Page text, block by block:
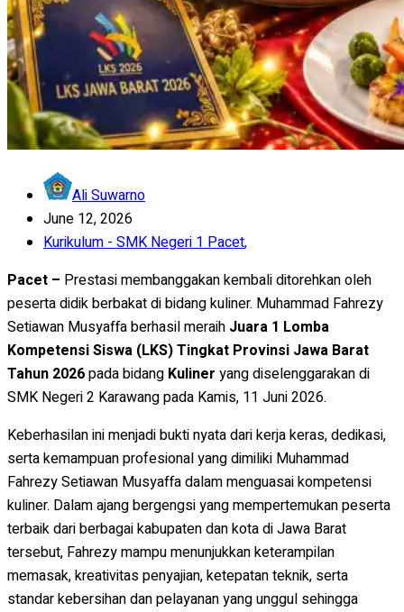
Ali Suwarno
June 12, 2026
Kurikulum - SMK Negeri 1 Pacet,
Pacet – Prestasi membanggakan kembali ditorehkan oleh
peserta didik berbakat di bidang kuliner. Muhammad Fahrezy
Setiawan Musyaffa berhasil meraih Juara 1 Lomba
Kompetensi Siswa (LKS) Tingkat Provinsi Jawa Barat
Tahun 2026pada bidang Kuliner yang diselenggarakan di
SMK Negeri 2 Karawang pada Kamis, 11 Juni 2026.
Keberhasilan ini menjadi bukti nyata dari kerja keras, dedikasi,
serta kemampuan profesional yang dimiliki Muhammad
Fahrezy Setiawan Musyaffa dalam menguasai kompetensi
kuliner. Dalam ajang bergengsi yang mempertemukan peserta
terbaik dari berbagai kabupaten dan kota di Jawa Barat
tersebut, Fahrezy mampu menunjukkan keterampilan
memasak, kreativitas penyajian, ketepatan teknik, serta
standar kebersihan dan pelayanan yang unggul sehingga